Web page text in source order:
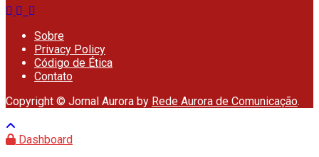
Sobre
Privacy Policy
Código de Ética
Contato
Copyright © Jornal Aurora by Rede Aurora de Comunicação.
Dashboard